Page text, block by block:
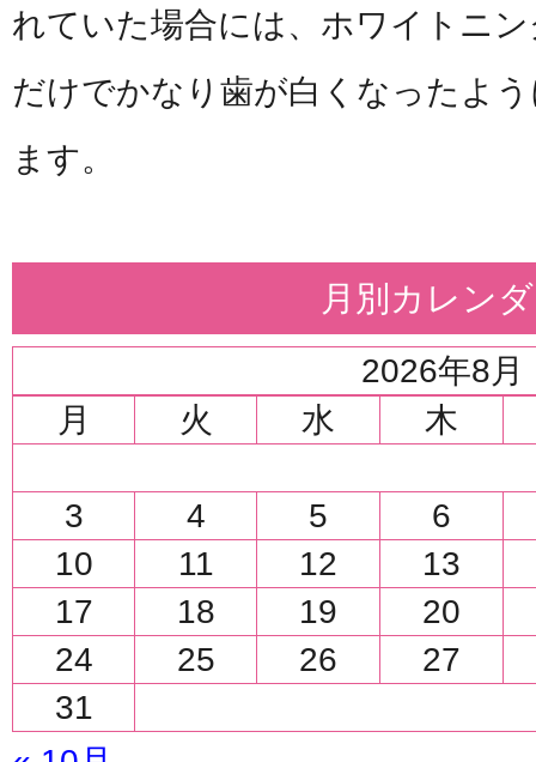
れていた場合には、ホワイトニ
だけでかなり歯が白くなったよ
ます。
月別カレン
2026年8月
月
火 水 木
3 4 5
6
10
11 12
13
17
18 19
20
24
25 26
27
31